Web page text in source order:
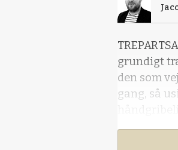
grundigt
den som
gang, så